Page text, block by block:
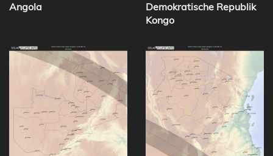
Angola
Demokratische Republik
Kongo